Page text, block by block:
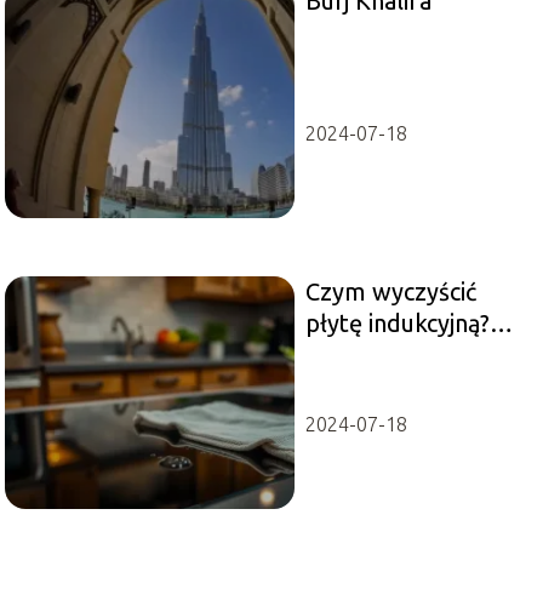
2024-07-18
Czym wyczyścić
płytę indukcyjną?
2024-07-18